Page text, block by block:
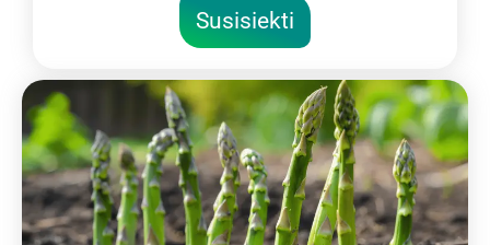
Susisiekti